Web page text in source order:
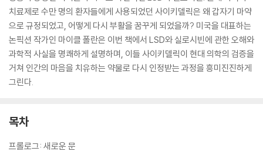
치료제로 수만 명의 환자들에게 사용되었던 사이키델릭은 왜 갑자기 마약
으로 규정되었고, 어떻게 다시 부활을 꿈꾸게 되었을까? 미국을 대표하는
논픽션 작가인 마이클 폴란은 이번 책에서 LSD와 실로시빈에 관한 오해와
과학적 사실을 명쾌하게 설명하며, 이들 사이키델릭이 현대 의학의 검증을
거쳐 인간의 마음을 치유하는 약물로 다시 인정받는 과정을 흥미진진하게
그린다.
목차
프롤로그: 새로운 문